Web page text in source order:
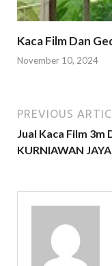
Kaca Film Dan
November 10, 2024
PREVIOUS
Jual Kaca Film 3m
KURNIAWAN